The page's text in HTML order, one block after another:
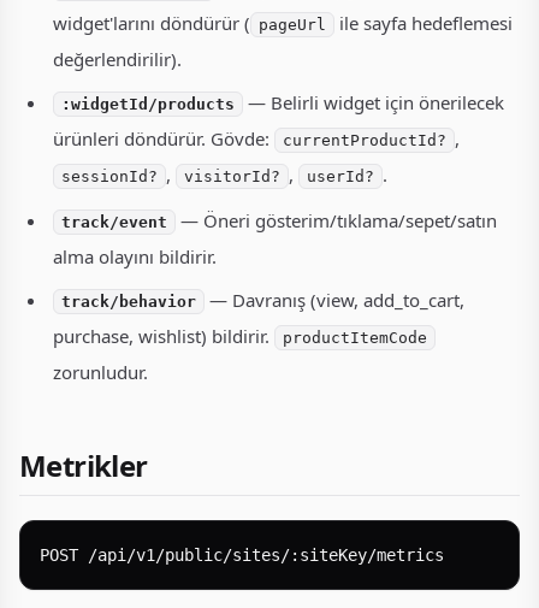
widget'larını döndürür ( pageUrl
ile sayfa hedeflemesi
değerlendirilir).
:widgetId/products
— Belirli widget için önerilecek
ürünleri döndürür. Gövde:
currentProductId? ,
sessionId? , visitorId? , userId? .
track/event
— Öneri gösterim/tıklama/sepet/satın
alma olayını bildirir.
track/behavior
— Davranış (view, add_to_cart,
purchase, wishlist) bildirir.
productItemCode
zorunludur.
Metrikler